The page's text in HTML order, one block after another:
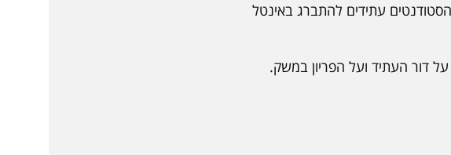
הסטודנטים עתידים להתברג באינטל
דור העתיד ועל הפריון במשק.